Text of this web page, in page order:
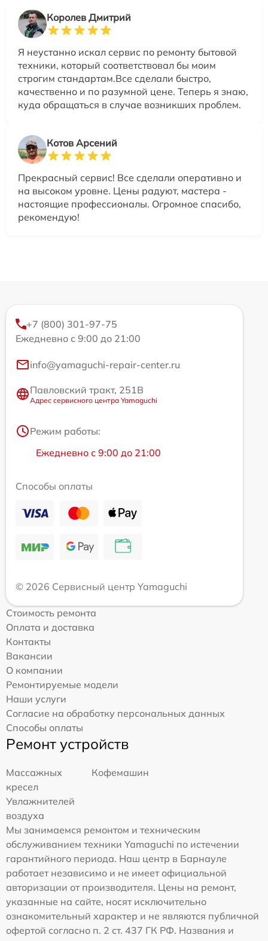
Королев Дмитрий
Я неустанно искал сервис по ремонту бытовой
техники, который соответствовал бы моим
строгим стандартам.Все сделали быстро,
качественно и по разумной цене. Теперь я знаю,
куда обращаться в случае возникших проблем.
Котов Арсений
Прекрасный сервис! Все сделали оперативно и
на высоком уровне. Цены радуют, мастера -
настоящие профессионалы. Огромное спасибо,
рекомендую!
+7 (800) 301-97-75
Ежедневно с 9:00 до 21:00
info@yamaguchi-repair-center.ru
Павловский тракт, 251В
Адрес сервисного центра Yamaguchi
Режим работы:
Ежедневно с 9:00 до 21:00
Способы оплаты
© 2026 Сервисный центр Yamaguchi
Стоимость ремонта
Оплата и доставка
Контакты
Вакансии
О компании
Ремонтируемые модели
Наши услуги
Согласие на обработку персональных данных
Способы оплаты
Ремонт устройств
Массажных
кресел
Кофемашин
Увлажнителей
воздуха
Мы занимаемся ремонтом и техническим
обслуживанием техники Yamaguchi по истечении
гарантийного периода. Наш центр в Барнауле
работает независимо и не имеет официальной
авторизации от производителя. Цены на ремонт,
указанные на сайте, носят исключительно
ознакомительный характер и не являются публичной
офертой согласно п. 2 ст. 437 ГК РФ. Названия и